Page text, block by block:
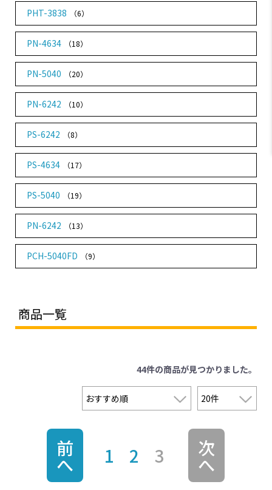
PHT-3838 （6）
PN-4634 （18）
PN-5040 （20）
PN-6242 （10）
PS-6242 （8）
PS-4634 （17）
PS-5040 （19）
PN-6242 （13）
PCH-5040FD （9）
商品一覧
44件の商品が見つかりました。
前
へ 1 2 3 次
へ